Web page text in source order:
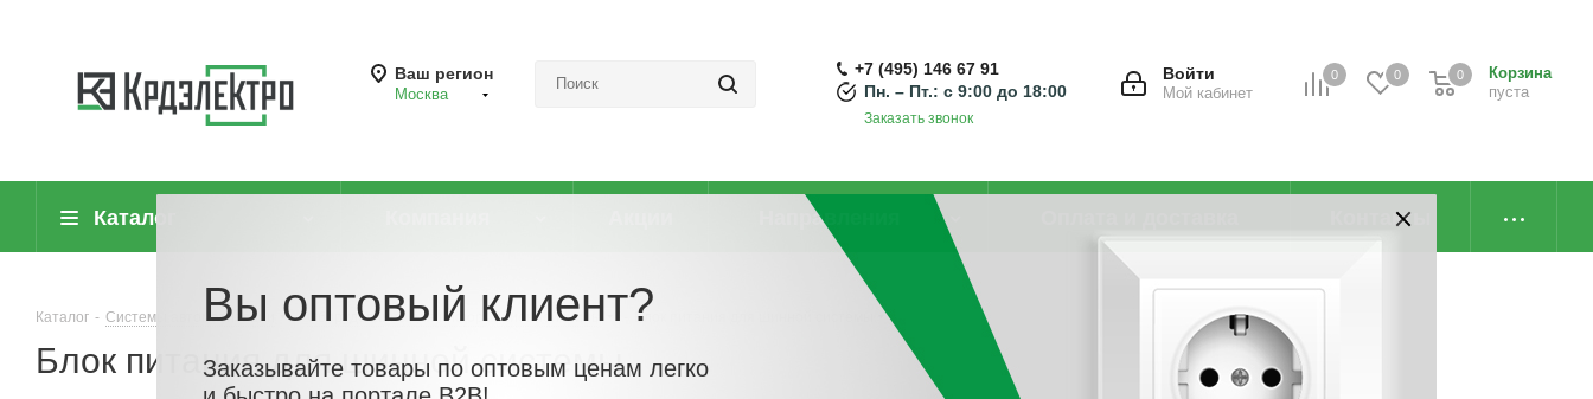
Ваш регион
Москва
0 0
Корзина
пуста
0
Войти
Мой кабинет
+7 (495) 146 67 91
Пн. – Пт.: с 9:00 до 18:00
Заказать звонок
Каталог Направления Контакты
Каталог - Системы автоматизации - Оборудование для информационной шины Блок питания для шинной системы
Блок питания для шинной системы
Вы оптовый клиент?
Заказывайте товары по оптовым ценам легко